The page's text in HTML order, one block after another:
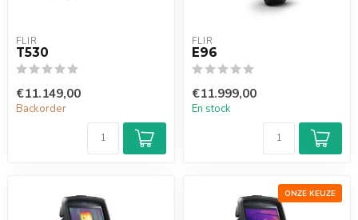
FLIR
T530
€11.149,00
Backorder
FLIR
E96
€11.999,00
En stock
ONZE KEUZE